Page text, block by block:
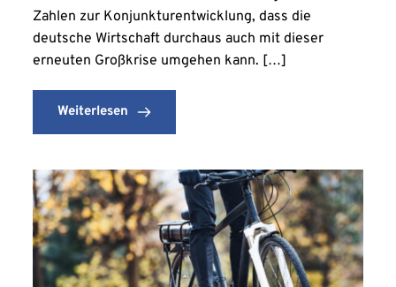
Zahlen zur Konjunkturentwicklung, dass die
deutsche Wirtschaft durchaus auch mit dieser
erneuten Großkrise umgehen kann. […]
Weiterlesen